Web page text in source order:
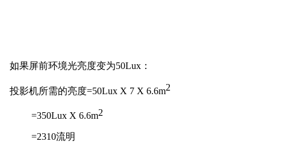
如果屏前环境光亮度变为50Lux：
投影机所需的亮度=50Lux X 7 X 6.6m2
=350Lux X 6.6m2
=2310流明